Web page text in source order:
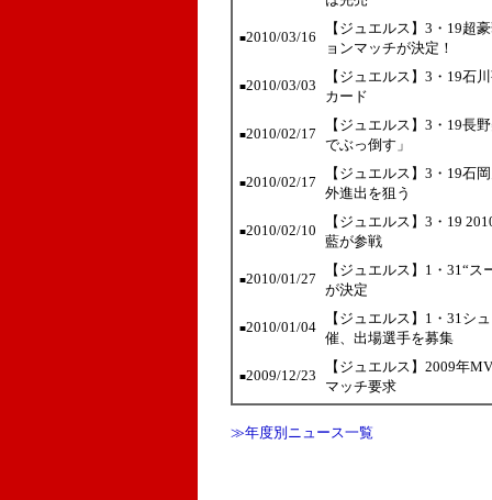
■2010/03/16
【ジュエルス】3・19超
ョンマッチが決定！
■2010/03/03
【ジュエルス】3・19石
カード
■2010/02/17
【ジュエルス】3・19長
でぶっ倒す」
■2010/02/17
【ジュエルス】3・19石
外進出を狙う
■2010/02/10
【ジュエルス】3・19
藍が参戦
■2010/01/27
【ジュエルス】1・31“
が決定
■2010/01/04
【ジュエルス】1・31シ
催、出場選手を募集
■2009/12/23
【ジュエルス】2009年
マッチ要求
≫年度別ニュース一覧